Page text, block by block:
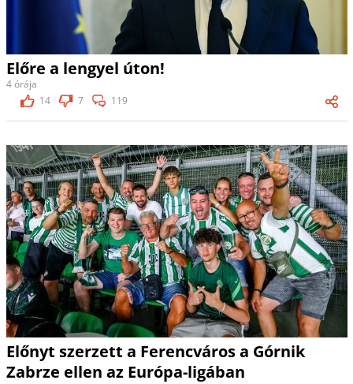
Előre a lengyel úton!
4 órája
14
7 119
Előnyt szerzett a Ferencváros a Górnik
Zabrze ellen az Európa-ligában